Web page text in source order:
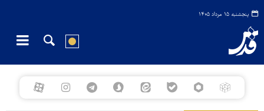
پنجشنبه ۱۵ مرداد ۱۴۰۵